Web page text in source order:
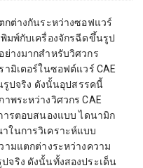
กต่างกันระหว่างซอฟแวร์
มพ์กับเครื่องจักรฉีดขึ้นรูป
างมากสำหรับวิศวกร
ามิเตอร์ในซอฟต์แวร์ CAE
รูปจริง ดังนั้นอุปสรรคนี้
พระหว่างวิศวกร CAE
ารตอบสนองแบบ ไดนามิก
ในการวิเคราะห์แบบ
ามแตกต่างระหว่างความ
จริง ดังนั้นทั้งสองประเด็น